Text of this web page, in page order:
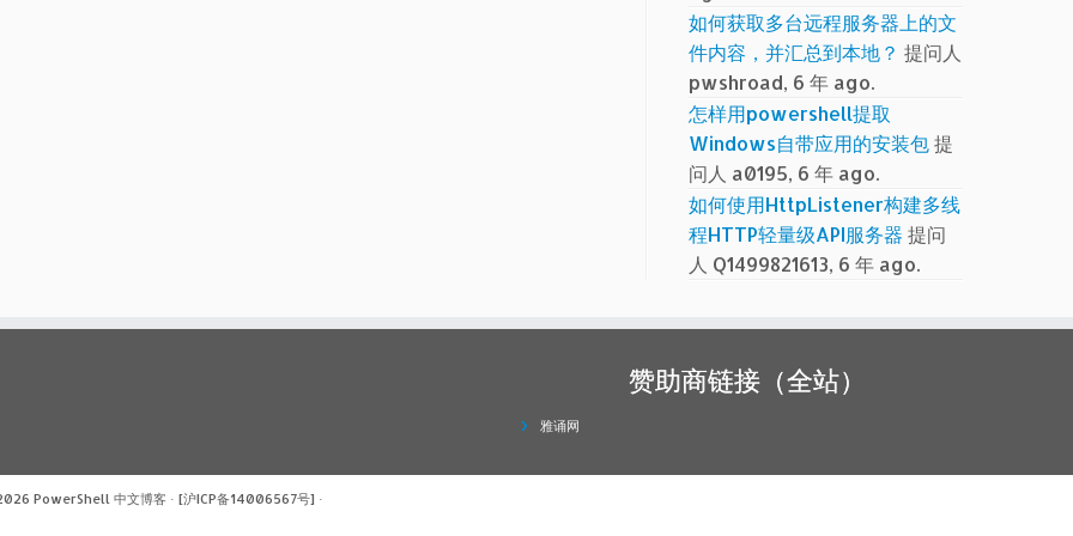
如何获取多台远程服务器上的文
件内容，并汇总到本地？ 提问人
pwshroad, 6 年 ago.
怎样用powershell提取
Windows自带应用的安装包提
问人 a0195, 6 年 ago.
如何使用HttpListener构建多线
程HTTP轻量级API服务器 提问
人 Q1499821613, 6 年 ago.
赞助商链接（全站）
雅诵网
PowerShell 中文博客 · [沪ICP备14006567号] ·